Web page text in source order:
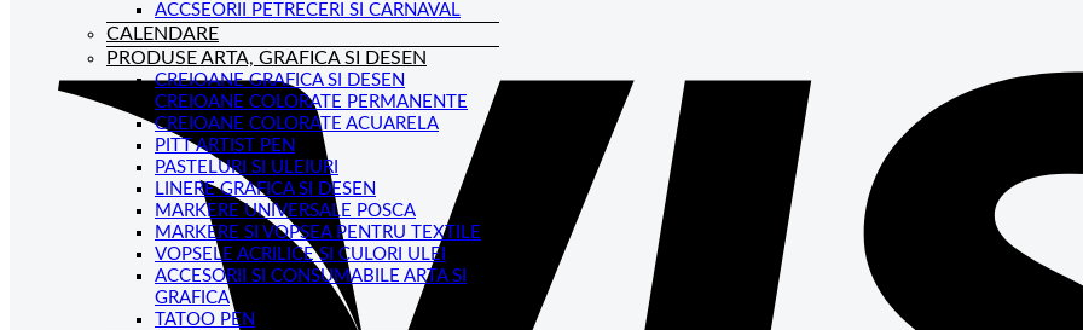
ACCSEORII PETRECERI SI CARNAVAL
CALENDARE
PRODUSE ARTA, GRAFICA SI DESEN
CREIOANE GRAFICA SI DESEN
CREIOANE COLORATE PERMANENTE
CREIOANE COLORATE ACUARELA
PITT ARTIST PEN
PASTELURI SI ULEIURI
LINERE GRAFICA SI DESEN
MARKERE UNIVERSALE POSCA
MARKERE SI VOPSEA PENTRU TEXTILE
VOPSELE ACRILICE SI CULORI ULEI
ACCESORII SI CONSUMABILE ARTA SI
GRAFICA
TATOO PEN